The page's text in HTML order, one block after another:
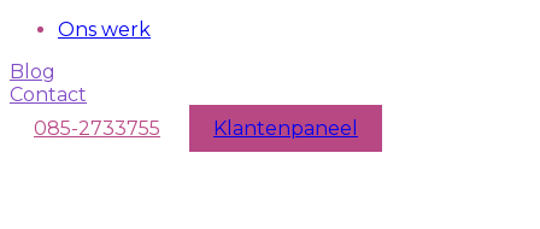
Ons werk
Blog
Contact
085-2733755
Klantenpaneel